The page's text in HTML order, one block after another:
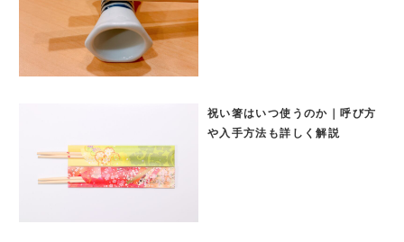
祝い箸はいつ使うのか｜呼び方
や入手方法も詳しく解説